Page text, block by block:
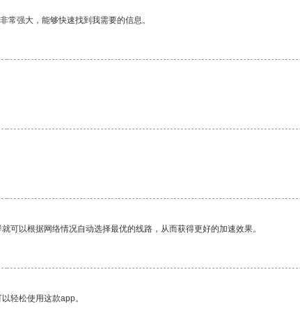
强大，能够快速找到我需要的信息。
以根据网络情况自动选择最优的线路，从而获得更好的加速效果。
轻松使用这款app。